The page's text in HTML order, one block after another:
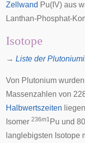
Zellwand Pu(IV) aus
Lanthan-Phosphat-
Isotope
→ Liste der
Von Plutonium
Massenzahlen von
Halbwertszeiten
Isomer 236m1 Pu und
langlebigsten Isotope